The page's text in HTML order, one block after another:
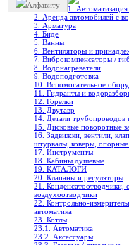
Алфавиту
1.
2. Аренда автомобилей с
3. Арматура
4. Биде
5. Ванны
6. Вентиляторы и
7. Виброкомпенсаторы /
8. Водонагреватели
9. Водоподготовка
10. Вспомогательное
11. Гидранты и
12. Горелки
13. Двутавр
14. Детали трубопроводов
15. Дисковые поворотные
16. Задвижки, вентили,
штурвалы, коверы, опорные
17. Инструменты
18. Кабины душевые
19. КАТАЛОГИ
20. Клапаны и регуляторы
21. Конденсатоотводчики,
воздухоотводчики
22. Контрольно-
автоматика
23. Котлы
23.1. Автоматика
23.2. Аксессуары